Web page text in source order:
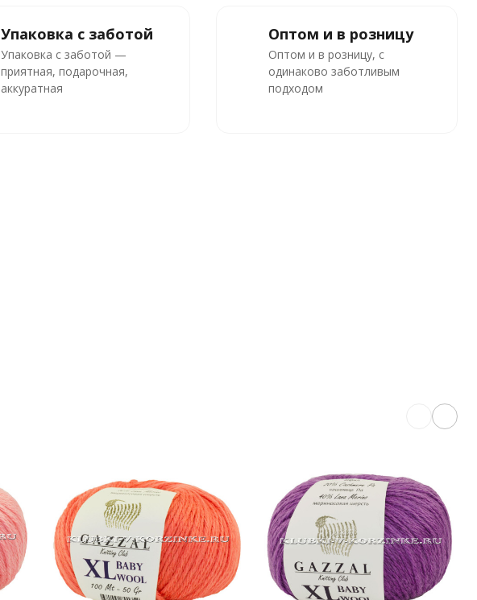
Упаковка с заботой
Упаковка с заботой —
приятная, подарочная,
аккуратная
Оптом и в розницу
Оптом и в розницу, с
одинаково заботливым
подходом